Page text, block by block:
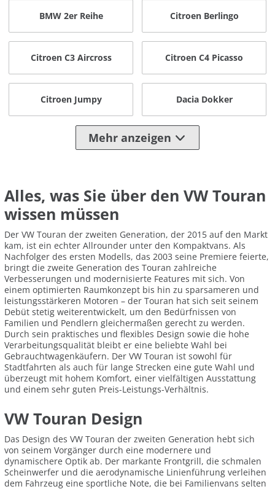
BMW 2er Reihe Citroen Berlingo
Citroen C3 Aircross Citroen C4 Picasso
Citroen Jumpy Dacia Dokker
Mehr anzeigen
Alles, was Sie über den VW Touran
wissen müssen
Der VW Touran der zweiten Generation, der 2015 auf den Markt
kam, ist ein echter Allrounder unter den Kompaktvans. Als
Nachfolger des ersten Modells, das 2003 seine Premiere feierte,
bringt die zweite Generation des Touran zahlreiche
Verbesserungen und modernisierte Features mit sich. Von
einem optimierten Raumkonzept bis hin zu sparsameren und
leistungsstärkeren Motoren – der Touran hat sich seit seinem
Debüt stetig weiterentwickelt, um den Bedürfnissen von
Familien und Pendlern gleichermaßen gerecht zu werden.
Durch sein praktisches und flexibles Design sowie die hohe
Verarbeitungsqualität bleibt er eine beliebte Wahl bei
Gebrauchtwagenkäufern. Der VW Touran ist sowohl für
Stadtfahrten als auch für lange Strecken eine gute Wahl und
überzeugt mit hohem Komfort, einer vielfältigen Ausstattung
und einem sehr guten Preis-Leistungs-Verhältnis.
VW Touran Design
Das Design des VW Touran der zweiten Generation hebt sich
von seinem Vorgänger durch eine modernere und
dynamischere Optik ab. Der markante Frontgrill, die schmalen
Scheinwerfer und die aerodynamische Linienführung verleihen
dem Fahrzeug eine sportliche Note, die bei Familienvans selten